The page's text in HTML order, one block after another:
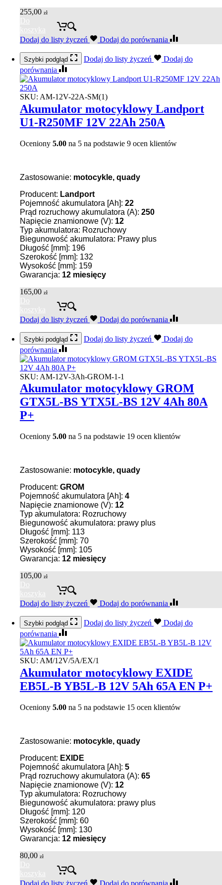
255,00 zł
Do
koszyka
Dodaj do listy życzeń
Dodaj do porównania
Szybki podgląd Dodaj do listy życzeń
Dodaj do
porównania
SKU: AM-12V-22A-SM(1)
Akumulator motocyklowy Landport
U1-R250MF 12V 22Ah 250A
Oceniony 5.00 na 5 na podstawie 9 ocen klientów
Zastosowanie: motocykle, quady
Producent: Landport
Pojemność akumulatora [Ah]: 22
Prąd rozruchowy akumulatora (A): 250
Napięcie znamionowe (V): 12
Typ akumulatora: Rozruchowy
Biegunowość akumulatora: Prawy plus
Długość [mm]: 196
Szerokość [mm]: 132
Wysokość [mm]: 159
Gwarancja: 12 miesięcy
165,00 zł
Do
koszyka
Dodaj do listy życzeń
Dodaj do porównania
Szybki podgląd Dodaj do listy życzeń
Dodaj do
porównania
SKU: AM-12V-3Ah-GROM-1-1
Akumulator motocyklowy GROM
GTX5L-BS YTX5L-BS 12V 4Ah 80A
P+
Oceniony 5.00 na 5 na podstawie 19 ocen klientów
Zastosowanie: motocykle, quady
Producent: GROM
Pojemność akumulatora [Ah]: 4
Napięcie znamionowe (V): 12
Typ akumulatora: Rozruchowy
Biegunowość akumulatora: prawy plus
Długość [mm]: 113
Szerokość [mm]: 70
Wysokość [mm]: 105
Gwarancja: 12 miesięcy
105,00 zł
Do
koszyka
Dodaj do listy życzeń
Dodaj do porównania
Szybki podgląd Dodaj do listy życzeń
Dodaj do
porównania
SKU: AM/12V/5A/EX/1
Akumulator motocyklowy EXIDE
EB5L-B YB5L-B 12V 5Ah 65A EN P+
Oceniony 5.00 na 5 na podstawie 15 ocen klientów
Zastosowanie: motocykle, quady
Producent: EXIDE
Pojemność akumulatora [Ah]: 5
Prąd rozruchowy akumulatora (A): 65
Napięcie znamionowe (V): 12
Typ akumulatora: Rozruchowy
Biegunowość akumulatora: prawy plus
Długość [mm]: 120
Szerokość [mm]: 60
Wysokość [mm]: 130
Gwarancja: 12 miesięcy
80,00 zł
Do
koszyka
Dodaj do listy życzeń
Dodaj do porównania